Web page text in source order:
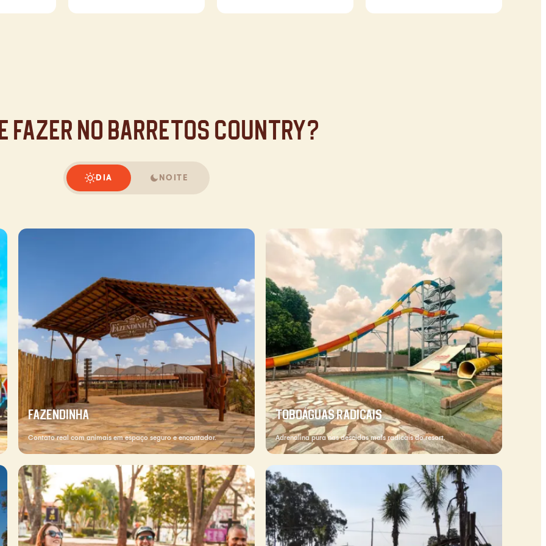
fazer no Barretos Country?
DIA NOITE
FAZENDINHA
Contato real com animais em espaço seguro e encantador.
TOBOÁGUAS RADICAIS
Adrenalina pura nas descidas mais radicais do resort.